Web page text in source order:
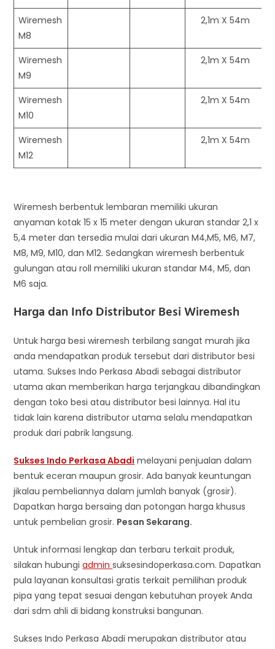
Wiremesh
M8
2,1m X 54m
Wiremesh
M9
2,1m X 54m
Wiremesh
M10
2,1m X 54m
Wiremesh
M12
2,1m X 54m
Wiremesh berbentuk lembaran memiliki ukuran
anyaman kotak 15 x 15 meter dengan ukuran standar 2,1 x
5,4 meter dan tersedia mulai dari ukuran M4,M5, M6, M7,
M8, M9, M10, dan M12. Sedangkan wiremesh berbentuk
gulungan atau roll memiliki ukuran standar M4, M5, dan
M6 saja.
Harga dan Info Distributor Besi Wiremesh
Untuk harga besi wiremesh terbilang sangat murah jika
anda mendapatkan produk tersebut dari distributor besi
utama. Sukses Indo Perkasa Abadi sebagai distributor
utama akan memberikan harga terjangkau dibandingkan
dengan toko besi atau distributor besi lainnya. Hal itu
tidak lain karena distributor utama selalu mendapatkan
produk dari pabrik langsung.
Sukses Indo Perkasa Abadi melayani penjualan dalam
bentuk eceran maupun grosir. Ada banyak keuntungan
jikalau pembeliannya dalam jumlah banyak (grosir).
Dapatkan harga bersaing dan potongan harga khusus
untuk pembelian grosir. Pesan Sekarang.
Untuk informasi lengkap dan terbaru terkait produk,
silakan hubungiadminsuksesindoperkasa.com. Dapatkan
pula layanan konsultasi gratis terkait pemilihan produk
pipa yang tepat sesuai dengan kebutuhan proyek Anda
dari sdm ahli di bidang konstruksi bangunan.
Sukses Indo Perkasa Abadi merupakan distributor atau